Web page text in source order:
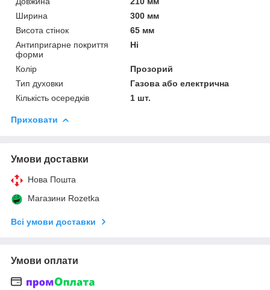
Ширина
300 мм
Висота стінок
65 мм
Антипригарне покриття
форми
Ні
Колір
Прозорий
Тип духовки
Газова або електрична
Кількість осередків
1 шт.
Приховати
Умови доставки
Нова Пошта
Магазини Rozetka
Всі умови доставки
Умови оплати